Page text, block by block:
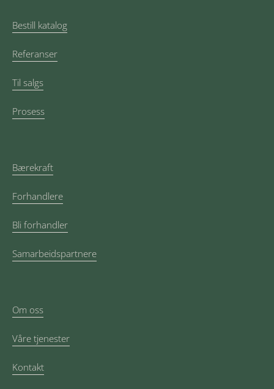
Bestill katalog
Referanser
Til salgs
Prosess
Bærekraft
Forhandlere
Bli forhandler
Samarbeidspartnere
Om oss
Våre tjenester
Kontakt